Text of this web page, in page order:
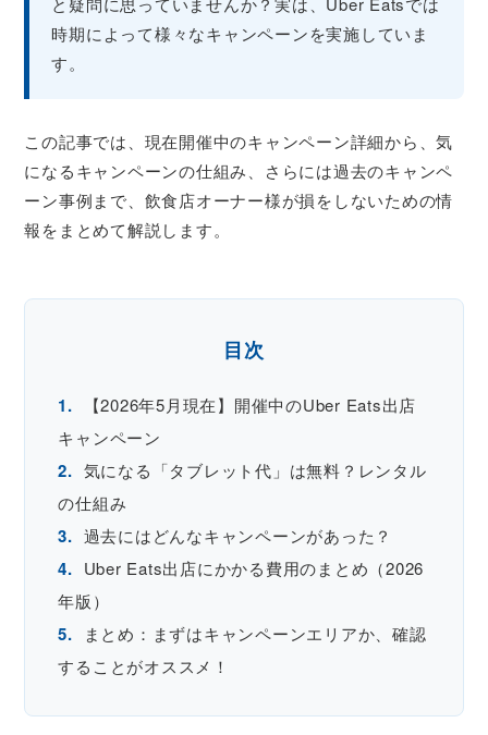
時期によって様々なキャンペーンを実施していま
す。
この記事では、現在開催中のキャンペーン詳細から、気
になるキャンペーンの仕組み、さらには過去のキャンペ
ーン事例まで、飲食店オーナー様が損をしないための情
報をまとめて解説します。
目次
1.
【2026年5月現在】開催中のUber Eats出店
キャンペーン
2. 気になる「タブレット代」は無料？レンタル
の仕組み
3. 過去にはどんなキャンペーンがあった？
4. Uber Eats出店にかかる費用のまとめ（2026
年版）
5.
まとめ：まずはキャンペーンエリアか、確認
することがオススメ！